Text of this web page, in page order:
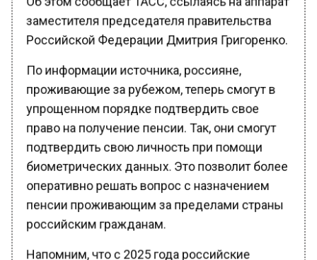
заместителя председателя правительства
Российской Федерации Дмитрия Григоренко.
По информации источника, россияне,
проживающие за рубежом, теперь смогут в
право на получение пенсии. Так, они смогут
подтвердить свою личность при помощи
биометрических данных. Это позволит более
оперативно решать вопрос с назначением
пенсии проживающим за пределами страны
российским гражданам.
Напомним, что с 2025 года российские